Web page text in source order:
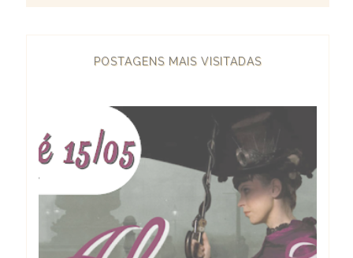
POSTAGENS MAIS VISITADAS